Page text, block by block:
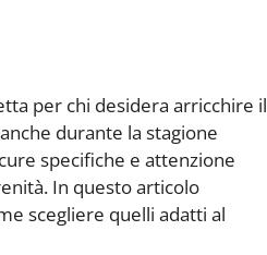
per chi desidera arricchire il
durante la stagione
specifiche e attenzione
In questo articolo
scegliere quelli adatti al